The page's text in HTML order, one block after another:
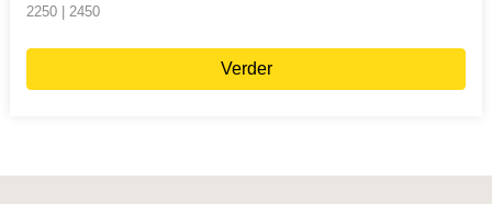
2250 | 2450
Verder